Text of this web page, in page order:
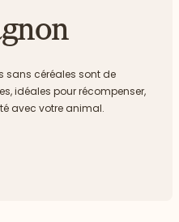
sans céréales sont de
idéales pour récompenser,
avec votre animal.